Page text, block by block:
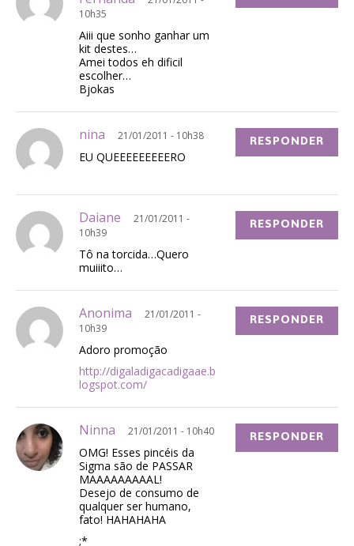
10h35
Aiii que sonho ganhar um
kit destes…
Amei todos eh dificil
escolher…
Bjokas
nina 21/01/2011 - 10h38
EU QUEEEEEEEEERO
RESPONDER
Daiane
21/01/2011 -
10h39
Tô na torcida…Quero
muiiito…
RESPONDER
Anonima
21/01/2011 -
10h39
Adoro promoção
http://digaladigacadigaae.b
logspot.com/
RESPONDER
Ninna 21/01/2011 - 10h40
OMG! Esses pincéis da
Sigma são de PASSAR
MAAAAAAAAAL!
Desejo de consumo de
qualquer ser humano,
fato! HAHAHAHA
;*
RESPONDER